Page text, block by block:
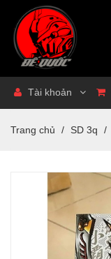
Tài khoản
Trang chủ / SD 3q /